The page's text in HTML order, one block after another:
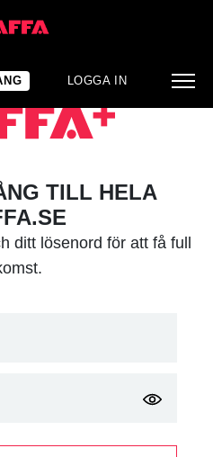
LOGGA IN
TILL HELA
ditt lösenord för att få full